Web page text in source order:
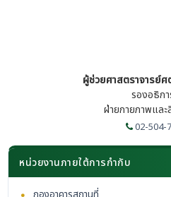
ผู้ช่วยศาสตราจารย์
รองอธิก
ฝ่ายกายภาพแล
02-504-
หน่วยงานภายใต้การกำกับ